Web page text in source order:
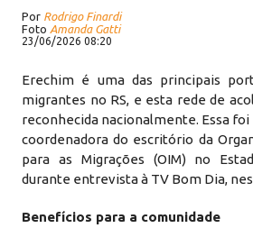
Por Rodrigo Finardi
Foto Amanda Gatti
23/06/2026 08:20
Erechim é uma das principais
migrantes no RS, e esta rede de
reconhecida nacionalmente. Essa
coordenadora do escritório da
para as Migrações (OIM) no
durante entrevista à TV Bom Dia,
Benefícios para a comunidade